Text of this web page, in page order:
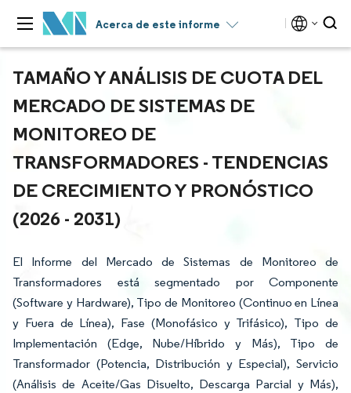
Acerca de este informe
TAMAÑO Y ANÁLISIS DE CUOTA DEL
MERCADO DE SISTEMAS DE
MONITOREO DE
TRANSFORMADORES - TENDENCIAS
DE CRECIMIENTO Y PRONÓSTICO
(2026 - 2031)
El Informe del Mercado de Sistemas de Monitoreo de
Transformadores está segmentado por Componente
(Software y Hardware), Tipo de Monitoreo (Continuo en Línea
y Fuera de Línea), Fase (Monofásico y Trifásico), Tipo de
Implementación (Edge, Nube/Híbrido y Más), Tipo de
Transformador (Potencia, Distribución y Especial), Servicio
(Análisis de Aceite/Gas Disuelto, Descarga Parcial y Más),